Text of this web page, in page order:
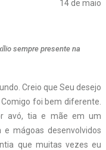
14 de maio
sempre presente na
Creio que Seu desejo
foi bem diferente.
avó, tia e mãe em um
mágoas desenvolvidos
que muitas vezes eu